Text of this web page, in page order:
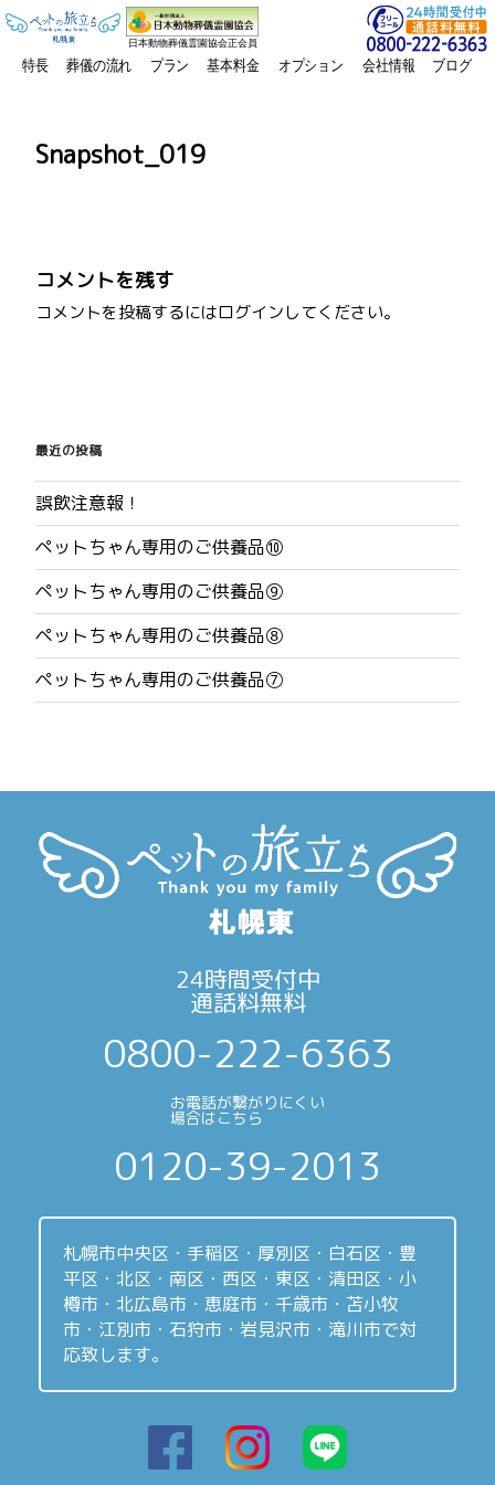
日本動物葬儀霊園協会正会員
特長 葬儀の流れ プラン 基本料金 オプション 会社情報 ブログ
Snapshot_019
コメントを残す
コメントを投稿するにはログインしてください。
稿
ナ
ビ
ゲ
ー
シ
ョ
最近の投稿
誤飲注意報！
ペットちゃん専用のご供養品⑩
ペットちゃん専用のご供養品⑨
ペットちゃん専用のご供養品⑧
ペットちゃん専用のご供養品⑦
24時間受付中
通話料無料
0800-222-6363
お電話が繋がりにくい
場合はこちら
0120-39-2013
札幌市中央区・手稲区・厚別区・白石区・豊
平区・北区・南区・西区・東区・清田区・小
樽市・北広島市・恵庭市・千歳市・苫小牧
市・江別市・石狩市・岩見沢市・滝川市で対
応致します。